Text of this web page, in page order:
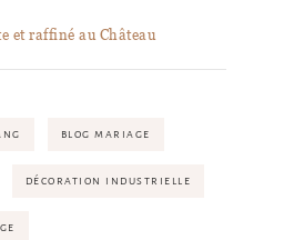
et raffiné au Château
BLOG MARIAGE
DÉCORATION INDUSTRIELLE